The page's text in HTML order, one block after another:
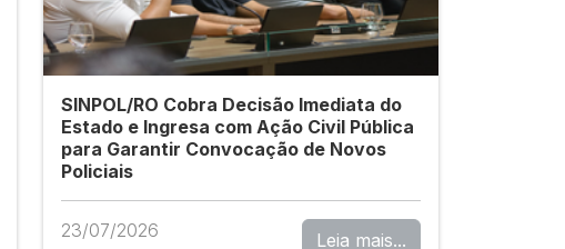
SINPOL/RO Cobra Decisão Imediata do
Estado e Ingresa com Ação Civil Pública
para Garantir Convocação de Novos
Policiais
23/07/2026 Leia mais...